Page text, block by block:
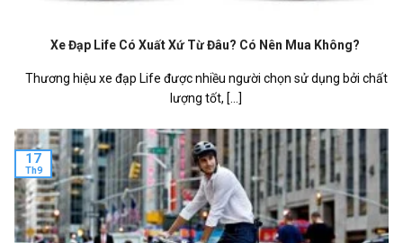
Xe Đạp Life Có Xuất Xứ Từ Đâu? Có Nên Mua Không?
Thương hiệu xe đạp Life được nhiều người chọn sử dụng bởi chất
lượng tốt, [...]
17
Th9